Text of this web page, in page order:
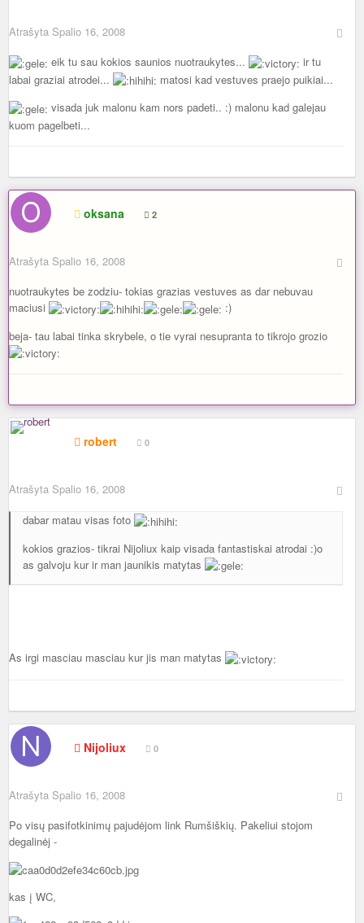
Atrašyta Spalio 16, 2008
eik tu sau kokios saunios nuotraukytes...
ir tu
labai graziai atrodei...
matosi kad vestuves praejo puikiai...
visada juk malonu kam nors padeti.. :) malonu kad galejau
kuom pagelbeti...
oksana 2
Atrašyta Spalio 16, 2008
nuotraukytes be zodziu- tokias grazias vestuves as dar nebuvau
maciusi
:)
beja- tau labai tinka skrybele, o tie vyrai nesupranta to tikrojo grozio
robert 0
Atrašyta Spalio 16, 2008
dabar matau visas foto
kokios grazios- tikrai Nijoliux kaip visada fantastiskai atrodai :)o
as galvoju kur ir man jaunikis matytas
As irgi masciau masciau kur jis man matytas
Nijoliux 0
Atrašyta Spalio 16, 2008
Po visų pasifotkinimų pajudėjom link Rumšiškių. Pakeliui stojom
degalinėj -
kas į WC,